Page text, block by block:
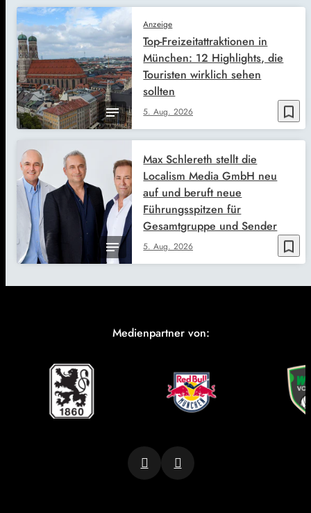
bookmark_border
Anzeige
5. Aug. 2026
Top-Freizeitattraktionen in
München: 12 Highlights, die
Touristen wirklich sehen
sollten
bookmark_border
5. Aug. 2026
Max Schlereth stellt die
Localism Media GmbH neu
auf und beruft neue
Führungsspitzen für
Gesamtgruppe und Sender
Medienpartner von: